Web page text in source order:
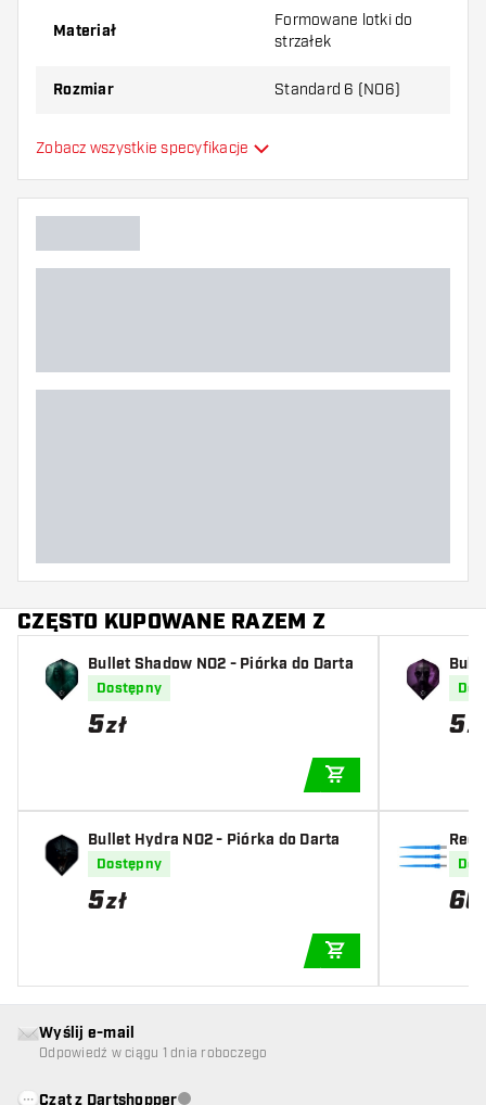
złamane w wyniku użytkowania.
piórek, aby dowiedzieć się, który wariant
Materiał
Formowane lotki do
strzałek
Rozmiar Standard 6 (NO6)
Typ
Główny kolor
Zobacz wszystkie specyfikacje
CZĘSTO KUPOWANE RAZEM Z
Bullet Shadow NO2 - Piórka do Darta
Dostępny
5zł
Bullet Hydra NO2 - Piórka do Darta
Dostępny
5zł
5zł
Red
Blue
60
Wyślij e-mail
Odpowiedź w ciągu 1 dnia roboczego
Czat z Dartshopper